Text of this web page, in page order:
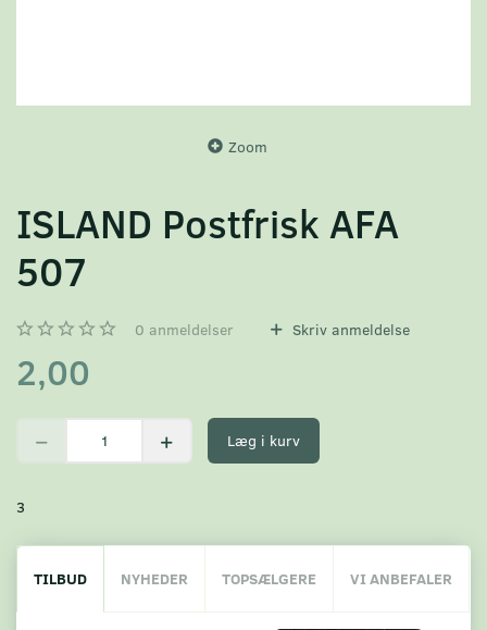
Zoom
ISLAND Postfrisk AFA
507
0 anmeldelser Skriv anmeldelse
2,00
Læg i kurv
3
TILBUD NYHEDER TOPSÆLGERE VI ANBEFALER